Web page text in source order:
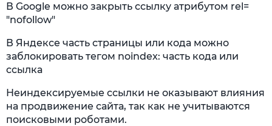
В Google можно закрыть ссылку атрибутом rel=
"nofollow"
В Яндексе часть страницы или кода можно
заблокировать тегом noindex: часть кода или
ссылка
Неиндексируемые ссылки не оказывают влияния
на продвижение сайта, так как не учитываются
поисковыми роботами.